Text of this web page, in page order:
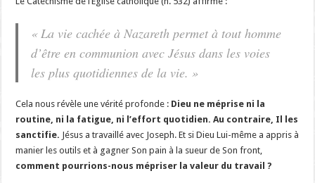
« La vie cachée à Nazareth permet à tout homme
d’être en communion avec Jésus dans les voies
les plus quotidiennes de la vie. »
Cela nous révèle une vérité profonde : Dieu ne méprise ni la
routine, ni la fatigue, ni l’effort quotidien. Au contraire, Il les
sanctifie. Jésus a travaillé avec Joseph. Et si Dieu Lui-même a appris à
manier les outils et à gagner Son pain à la sueur de Son front,
comment pourrions-nous mépriser la valeur du travail ?